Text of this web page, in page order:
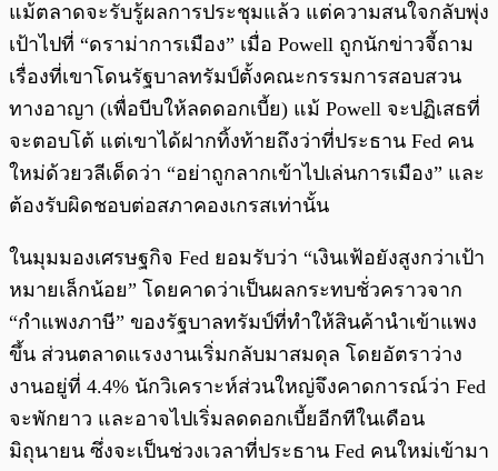
แม้ตลาดจะรับรู้ผลการประชุมแล้ว แต่ความสนใจกลับพุ่ง
เป้าไปที่ “ดราม่าการเมือง” เมื่อ Powell ถูกนักข่าวจี้ถาม
เรื่องที่เขาโดนรัฐบาลทรัมป์ตั้งคณะกรรมการสอบสวน
ทางอาญา (เพื่อบีบให้ลดดอกเบี้ย) แม้ Powell จะปฏิเสธที่
จะตอบโต้ แต่เขาได้ฝากทิ้งท้ายถึงว่าที่ประธาน Fed คน
ใหม่ด้วยวลีเด็ดว่า “อย่าถูกลากเข้าไปเล่นการเมือง” และ
ต้องรับผิดชอบต่อสภาคองเกรสเท่านั้น
ในมุมมองเศรษฐกิจ Fed ยอมรับว่า “เงินเฟ้อยังสูงกว่าเป้า
หมายเล็กน้อย” โดยคาดว่าเป็นผลกระทบชั่วคราวจาก
“กำแพงภาษี” ของรัฐบาลทรัมป์ที่ทำให้สินค้านำเข้าแพง
ขึ้น ส่วนตลาดแรงงานเริ่มกลับมาสมดุล โดยอัตราว่าง
งานอยู่ที่ 4.4% นักวิเคราะห์ส่วนใหญ่จึงคาดการณ์ว่า Fed
จะพักยาว และอาจไปเริ่มลดดอกเบี้ยอีกทีในเดือน
มิถุนายน ซึ่งจะเป็นช่วงเวลาที่ประธาน Fed คนใหม่เข้ามา